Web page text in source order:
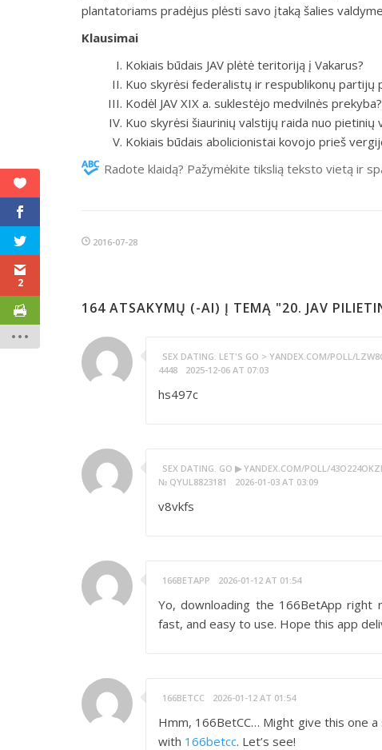
plantatoriams pradėjus plėsti savo įtaką šalies
Klausimai
Kokiais būdais JAV plėtė teritoriją į Vakarus?
Kuo skyrėsi federalistų ir respublikonų partijų
Kodėl JAV XIX a. suklestėjo medvilnės prekyba?
Kuo skyrėsi šiaurinių valstijų raida nuo pietinių
Kokiais būdais abolicionistai kovojo prieš
Radote klaidą? Pažymėkite tikslią teksto vietą ir
2016-07-28
164 ATSAKYMŲ (-AI) Į TEMĄ "20. JAV
SEX DATING. LET'S GO > YANDEX.COM/POLL/
4448
2025-12-06 AT 07:03
hs497c
SEX DATING. GO ▶ YANDEX.COM/POLL/
№ QYUL8823181
2026-01-03 AT 03:09
v8vkfs
166BETAPP 2026-01-12 AT 01:54
Yo, downloading the 166BetApp
fast, and easy to use. Hope this app
166BETCC 2026-01-12 AT 01:54
Hmm, 166BetCC… Might give this one
with 166betcc. Let’s see!
2